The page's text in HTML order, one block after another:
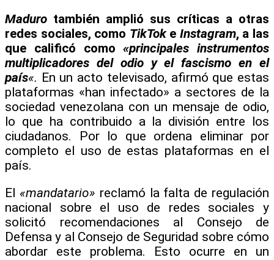
Maduro también amplió sus críticas a otras
redes sociales, como TikToke Instagram, a las
que calificó como «principales instrumentos
multiplicadores del odio y el fascismo en el
país«. En un acto televisado, afirmó que estas
plataformas «han infectado» a sectores de la
sociedad venezolana con un mensaje de odio,
lo que ha contribuido a la división entre los
ciudadanos. Por lo que ordena eliminar por
completo el uso de estas plataformas en el
país.
El «mandatario» reclamó la falta de regulación
nacional sobre el uso de redes sociales y
solicitó recomendaciones al Consejo de
Defensa y al Consejo de Seguridad sobre cómo
abordar este problema. Esto ocurre en un